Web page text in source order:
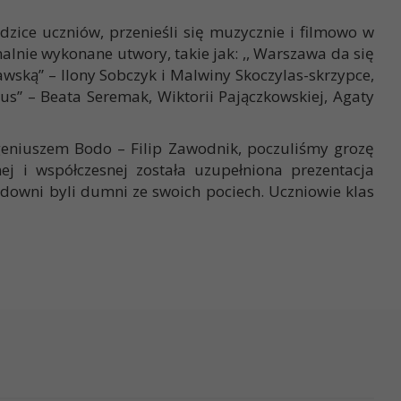
uczniów, przenieśli się muzycznie i filmowo w
wykonane utwory, takie jak: ,, Warszawa da się
– Ilony Sobczyk i Malwiny Skoczylas-skrzypce,
– Beata Seremak, Wiktorii Pajączkowskiej, Agaty
Bodo – Filip Zawodnik, poczuliśmy grozę
została uzupełniona prezentacja
byli dumni ze swoich pociech. Uczniowie klas